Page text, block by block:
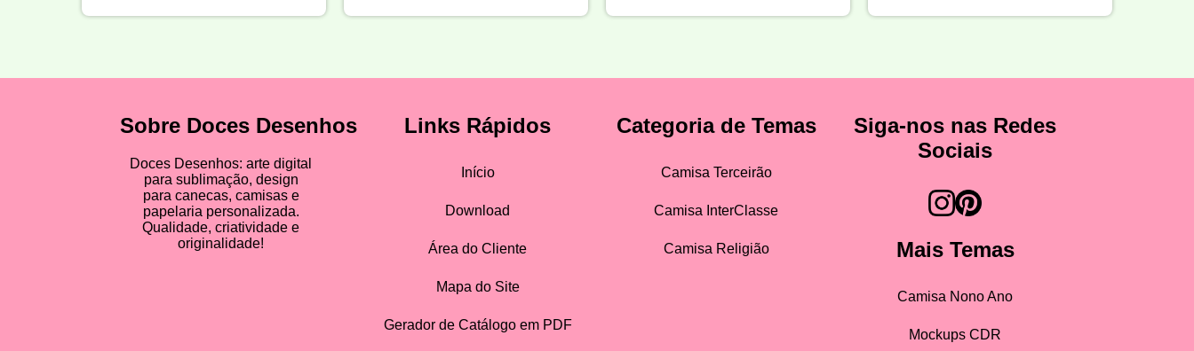
Sobre Doces Desenhos
Doces Desenhos: arte digital
para sublimação, design
para canecas, camisas e
papelaria personalizada.
Qualidade, criatividade e
originalidade!
Links Rápidos
Início
Download
Área do Cliente
Mapa do Site
Gerador de Catálogo em PDF
Categoria de Temas
Camisa Terceirão
Camisa InterClasse
Camisa Religião
Siga-nos nas Redes
Sociais
Mais Temas
Camisa Nono Ano
Mockups CDR